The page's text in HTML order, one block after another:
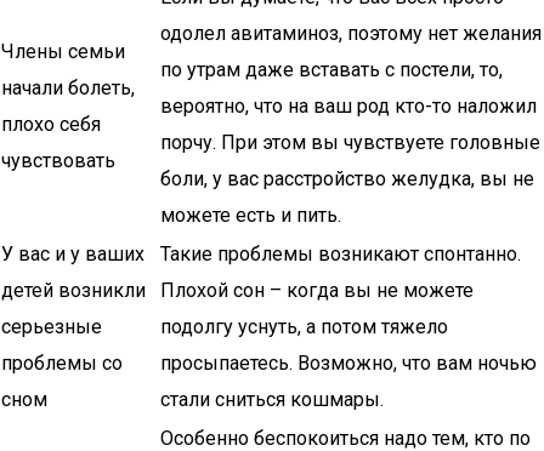
Члены семьи
начали болеть,
плохо себя
чувствовать
одолел авитаминоз, поэтому нет желания
по утрам даже вставать с постели, то,
вероятно, что на ваш род кто-то наложил
порчу. При этом вы чувствуете головные
боли, у вас расстройство желудка, вы не
можете есть и пить.
У вас и у ваших
детей возникли
серьезные
проблемы со
сном
Такие проблемы возникают спонтанно.
Плохой сон – когда вы не можете
подолгу уснуть, а потом тяжело
просыпаетесь. Возможно, что вам ночью
стали сниться кошмары.
Особенно беспокоиться надо тем, кто по